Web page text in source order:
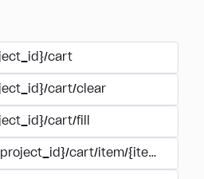
cart
cart/clear
cart/fill
cart/item/{item_sku}